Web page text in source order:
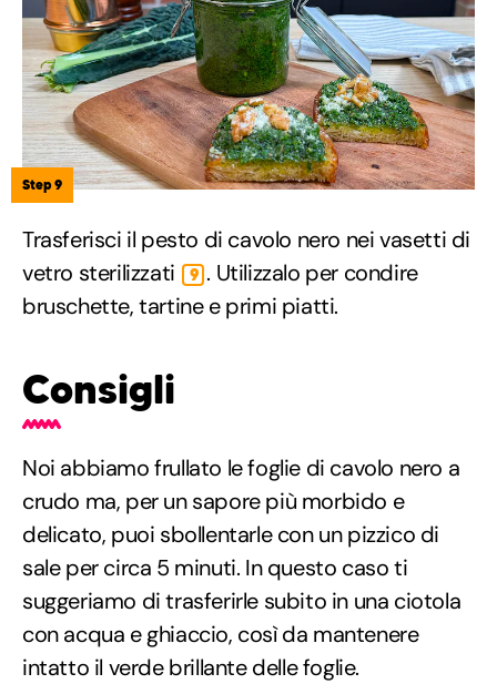
Step 9
Trasferisci il pesto di cavolo nero nei vasetti di
vetro sterilizzati
9 . Utilizzalo per condire
bruschette, tartine e primi piatti.
Consigli
Noi abbiamo frullato le foglie di cavolo nero a
crudo ma, per un sapore più morbido e
delicato, puoi sbollentarle con un pizzico di
sale per circa 5 minuti. In questo caso ti
suggeriamo di trasferirle subito in una ciotola
con acqua e ghiaccio, così da mantenere
intatto il verde brillante delle foglie.